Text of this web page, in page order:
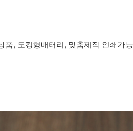
품, 도킹형배터리, 맞춤제작 인쇄가능